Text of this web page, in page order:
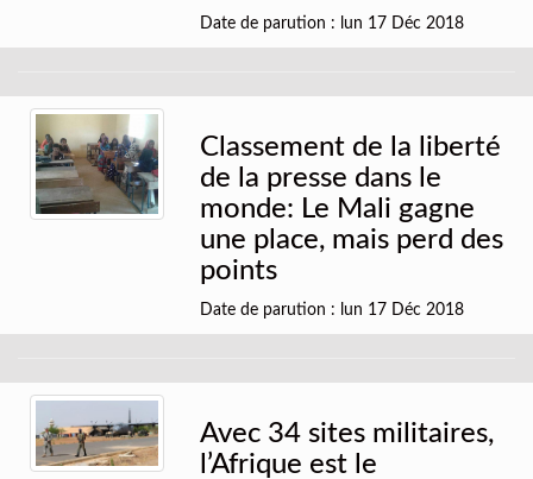
Date de parution : lun 17 Déc 2018
Classement de la liberté
de la presse dans le
monde: Le Mali gagne
une place, mais perd des
points
Date de parution : lun 17 Déc 2018
Avec 34 sites militaires,
l’Afrique est le